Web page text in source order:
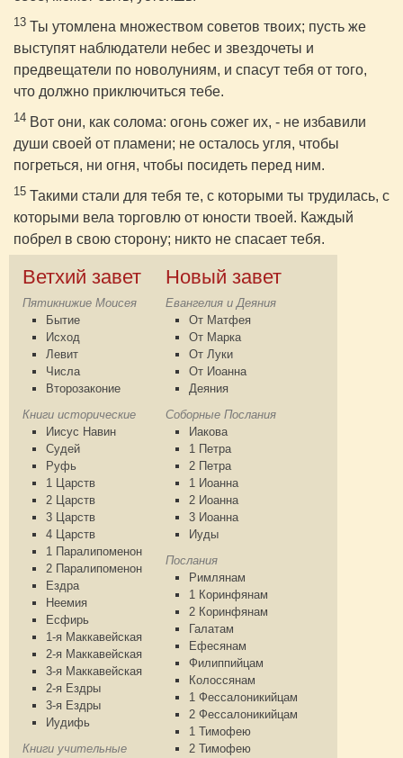
13 Ты утомлена множеством советов твоих; пусть же
выступят наблюдатели небес и звездочеты и
предвещатели по новолуниям, и спасут тебя от того,
что должно приключиться тебе.
14 Вот они, как солома: огонь сожег их, - не избавили
души своей от пламени; не осталось угля, чтобы
погреться, ни огня, чтобы посидеть перед ним.
15 Такими стали для тебя те, с которыми ты трудилась, с
которыми вела торговлю от юности твоей. Каждый
побрел в свою сторону; никто не спасает тебя.
Ветхий завет
Пятикнижие Моисея
Бытие
Исход
Левит
Числа
Второзаконие
Книги исторические
Иисус Навин
Судей
Руфь
1 Царств
2 Царств
3 Царств
4 Царств
1 Паралипоменон
2 Паралипоменон
Ездра
Неемия
Есфирь
1-я Маккавейская
2-я Маккавейская
3-я Маккавейская
2-я Ездры
3-я Ездры
Иудифь
Книги учительные
Новый завет
Евангелия и Деяния
От Матфея
От Марка
От Луки
От Иоанна
Деяния
Соборные Послания
Иакова
1 Петра
2 Петра
1 Иоанна
2 Иоанна
3 Иоанна
Иуды
Послания
Римлянам
1 Коринфянам
2 Коринфянам
Галатам
Ефесянам
Филиппийцам
Колоссянам
1 Фессалоникийцам
2 Фессалоникийцам
1 Тимофею
2 Тимофею